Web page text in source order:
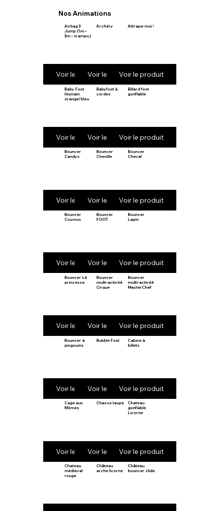
Nos Animations
Airbag 3
Jump (1m –
3m – trampo.)
Voir le produit
Archéry
Voir le produit
Attrape-moi !
Voir le produit
Baby Foot
Humain
orange/bleu
Voir le produit
Babyfoot à
cordes
Voir le produit
Billard foot
gonflable
Voir le produit
Bouncer
Candys
Voir le produit
Bouncer
Chenille
Voir le produit
Bouncer
Cheval
Voir le produit
Bouncer
Cosmos
Voir le produit
Bouncer
FOOT
Voir le produit
Bouncer
Lapin
Voir le produit
Bouncer Lit
princesse
Voir le produit
Bouncer
multi-activité
Cirque
Voir le produit
Bouncer
multi-activité
MasterChef
Voir le produit
Bouncer à
pingouins
Voir le produit
Bubble Foot
Voir le produit
Cabine à
billets
Voir le produit
Cage aux
Mômes
Voir le produit
Chasse taupe
Voir le produit
Chateau
gonflable
Licorne
Voir le produit
Chateau
médieval
rouge
Château
arche licorne
Château
bouncer slide